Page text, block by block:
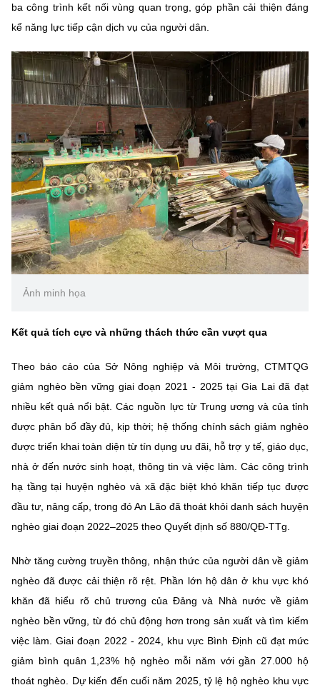
ba công trình kết nối vùng quan trọng, góp phần cải thiện đáng
kể năng lực tiếp cận dịch vụ của người dân.
Ảnh minh họa
Kết quả tích cực và những thách thức cần vượt qua
Theo báo cáo của Sở Nông nghiệp và Môi trường, CTMTQG
giảm nghèo bền vững giai đoạn 2021 - 2025 tại Gia Lai đã đạt
nhiều kết quả nổi bật. Các nguồn lực từ Trung ương và của tỉnh
được phân bổ đầy đủ, kịp thời; hệ thống chính sách giảm nghèo
được triển khai toàn diện từ tín dụng ưu đãi, hỗ trợ y tế, giáo dục,
nhà ở đến nước sinh hoạt, thông tin và việc làm. Các công trình
hạ tầng tại huyện nghèo và xã đặc biệt khó khăn tiếp tục được
đầu tư, nâng cấp, trong đó An Lão đã thoát khỏi danh sách huyện
nghèo giai đoạn 2022–2025 theo Quyết định số 880/QĐ-TTg.
Nhờ tăng cường truyền thông, nhận thức của người dân về giảm
nghèo đã được cải thiện rõ rệt. Phần lớn hộ dân ở khu vực khó
khăn đã hiểu rõ chủ trương của Đảng và Nhà nước về giảm
nghèo bền vững, từ đó chủ động hơn trong sản xuất và tìm kiếm
việc làm. Giai đoạn 2022 - 2024, khu vực Bình Định cũ đạt mức
giảm bình quân 1,23% hộ nghèo mỗi năm với gần 27.000 hộ
thoát nghèo. Dự kiến đến cuối năm 2025, tỷ lệ hộ nghèo khu vực